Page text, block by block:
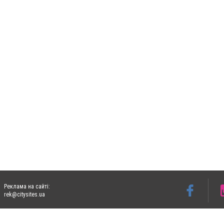
Реклама на сайті:
rek@citysites.ua